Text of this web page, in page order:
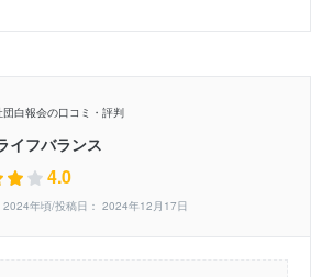
白報会の口コミ・評判
イフバランス
4.0
2024年頃/投稿日： 2024年12月17日